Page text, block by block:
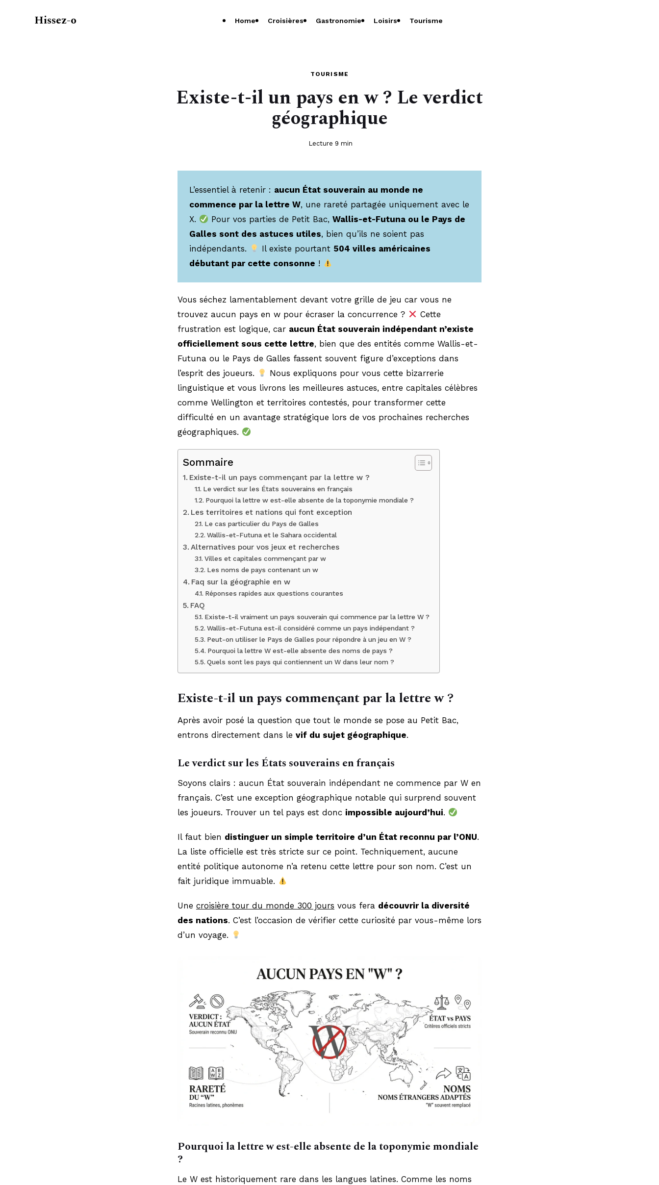
Hissez-o Home Croisières Gastronomie Loisirs Tourisme
TOURISME
Existe-t-il un pays en w ? Le verdict
géographique
Lecture 9 min
L’essentiel à retenir : aucun État souverain au monde ne
commence par la lettre W, une rareté partagée uniquement avec le
X.
Pour vos parties de Petit Bac,Wallis-et-Futuna ou le Pays de
Galles sont des astuces utiles, bien qu’ils ne soient pas
indépendants.
Il existe pourtant 504 villes américaines
débutant par cette consonne !
Vous séchez lamentablement devant votre grille de jeu car vous ne
trouvez aucun pays en w pour écraser la concurrence ?
Cette
frustration est logique, car aucun État souverain indépendant n’existe
officiellement sous cette lettre, bien que des entités comme Wallis-et-
Futuna ou le Pays de Galles fassent souvent figure d’exceptions dans
l’esprit des joueurs.
Nous expliquons pour vous cette bizarrerie
linguistique et vous livrons les meilleures astuces, entre capitales célèbres
comme Wellington et territoires contestés, pour transformer cette
difficulté en un avantage stratégique lors de vos prochaines recherches
géographiques.
Sommaire
Existe-t-il un pays commençant par la lettre w ?
Le verdict sur les États souverains en français
Pourquoi la lettre w est-elle absente de la toponymie mondiale ?
Les territoires et nations qui font exception
Le cas particulier du Pays de Galles
Wallis-et-Futuna et le Sahara occidental
Alternatives pour vos jeux et recherches
Villes et capitales commençant par w
Les noms de pays contenant un w
Faq sur la géographie en w
Réponses rapides aux questions courantes
FAQ
Existe-t-il vraiment un pays souverain qui commence par la lettre W ?
Wallis-et-Futuna est-il considéré comme un pays indépendant ?
Peut-on utiliser le Pays de Galles pour répondre à un jeu en W ?
Pourquoi la lettre W est-elle absente des noms de pays ?
Quels sont les pays qui contiennent un W dans leur nom ?
Existe-t-il un pays commençant par la lettre w ?
Après avoir posé la question que tout le monde se pose au Petit Bac,
entrons directement dans le vif du sujet géographique.
Le verdict sur les États souverains en français
Soyons clairs : aucun État souverain indépendant ne commence par W en
français. C’est une exception géographique notable qui surprend souvent
les joueurs. Trouver un tel pays est donc impossible aujourd’hui.
Il faut bien distinguer un simple territoire d’un État reconnu par l’ONU.
La liste officielle est très stricte sur ce point. Techniquement, aucune
entité politique autonome n’a retenu cette lettre pour son nom. C’est un
fait juridique immuable.
Une croisière tour du monde 300 jours vous fera découvrir la diversité
des nations. C’est l’occasion de vérifier cette curiosité par vous-même lors
d’un voyage.
Pourquoi la lettre w est-elle absente de la toponymie mondiale
?
Le W est historiquement rare dans les langues latines. Comme les noms